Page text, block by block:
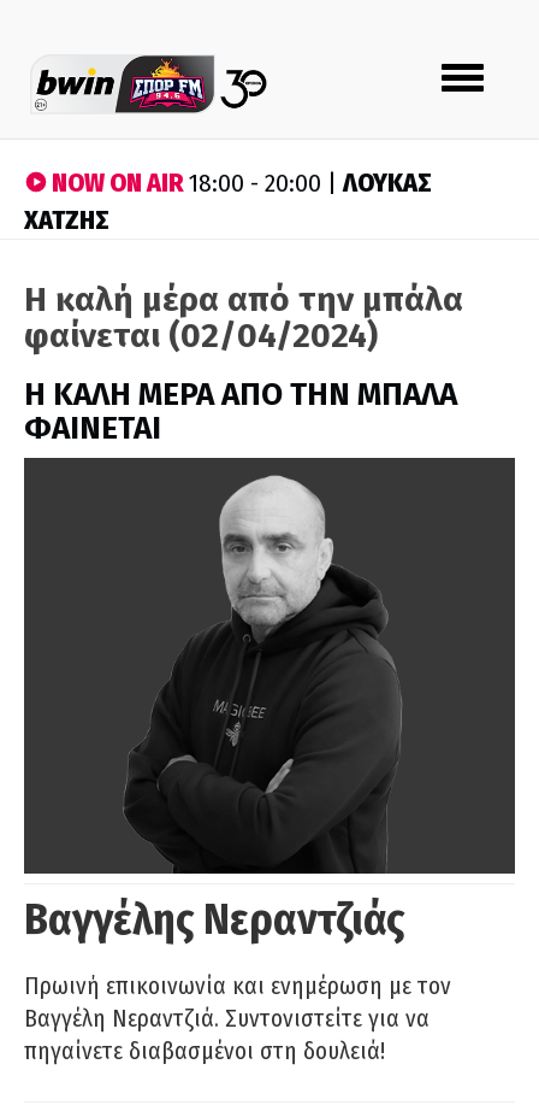
Toggle
navigation
NOW ON AIR18:00 - 20:00 |ΛΟΥΚΑΣ
ΧΑΤΖΗΣ
Η καλή μέρα από την μπάλα
φαίνεται (02/04/2024)
H ΚΑΛΗ ΜΕΡΑ ΑΠΟ ΤΗΝ ΜΠΑΛΑ
ΦΑΙΝΕΤΑΙ
Βαγγέλης Νεραντζιάς
Πρωινή επικοινωνία και ενημέρωση με τον
Βαγγέλη Νεραντζιά. Συντονιστείτε για να
πηγαίνετε διαβασμένοι στη δουλειά!